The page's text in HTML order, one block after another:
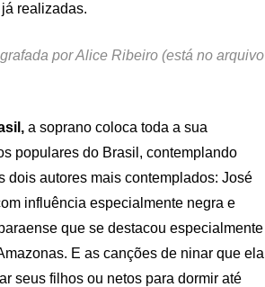
realizadas.
por Alice Ribeiro (está no arquivo
a soprano coloca toda a sua
populares do Brasil, contemplando
dois autores mais contemplados: José
influência especialmente negra e
que se destacou especialmente
E as canções de ninar que ela
seus filhos ou netos para dormir até